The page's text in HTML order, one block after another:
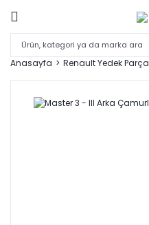
Anasayfa Renault Yedek Parça